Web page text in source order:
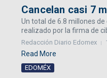
Cancelan casi 7
Un total de 6.8 millones
realizado por la firma de
Redacción Diario Edomex
Read More
EDOMÉX